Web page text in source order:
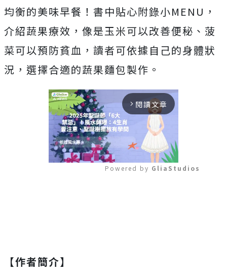
均衡的美味早餐！書中貼心附錄小MENU，
介紹蔬果療效，像是玉米可以改善便秘、菠
菜可以預防貧血，讀者可依據自己的身體狀
況，選擇合適的蔬果麵包製作。
arrow_forward_ios 閱讀文章
Powered by GliaStudios
【作者簡介】